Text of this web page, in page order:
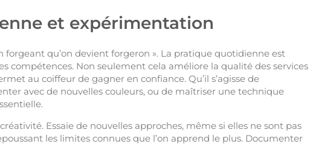
et expérimentation
forgeant qu’on devient forgeron ». La pratique quotidienne est
compétences. Non seulement cela améliore la qualité des services
au coiffeur de gagner en confiance. Qu’il s’agisse de
avec de nouvelles couleurs, ou de maîtriser une technique
Essaie de nouvelles approches, même si elles ne sont pas
les limites connues que l’on apprend le plus. Documenter